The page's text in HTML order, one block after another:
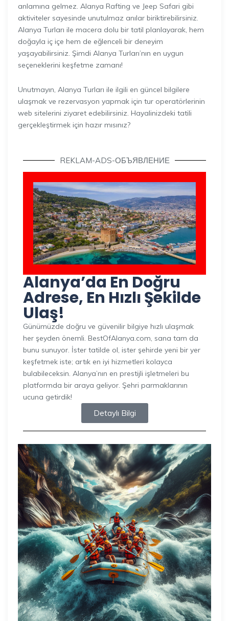
anlamına gelmez. Alanya Rafting ve Jeep Safari gibi
aktiviteler sayesinde unutulmaz anılar biriktirebilirsiniz.
Alanya Turları ile macera dolu bir tatil planlayarak, hem
doğayla iç içe hem de eğlenceli bir deneyim
yaşayabilirsiniz. Şimdi Alanya Turları’nın en uygun
seçeneklerini keşfetme zamanı!
Unutmayın, Alanya Turları ile ilgili en güncel bilgilere
ulaşmak ve rezervasyon yapmak için tur operatörlerinin
web sitelerini ziyaret edebilirsiniz. Hayalinizdeki tatili
gerçekleştirmek için hazır mısınız?
REKLAM-ADS-ОБЪЯВЛЕНИЕ
Alanya’da En Doğru
Adrese, En Hızlı Şekilde
Ulaş!
Günümüzde doğru ve güvenilir bilgiye hızlı ulaşmak
her şeyden önemli. BestOfAlanya.com, sana tam da
bunu sunuyor. İster tatilde ol, ister şehirde yeni bir yer
keşfetmek iste; artık en iyi hizmetleri kolayca
bulabileceksin. Alanya’nın en prestijli işletmeleri bu
platformda bir araya geliyor. Şehri parmaklarının
ucuna getirdik!
Detaylı Bilgi